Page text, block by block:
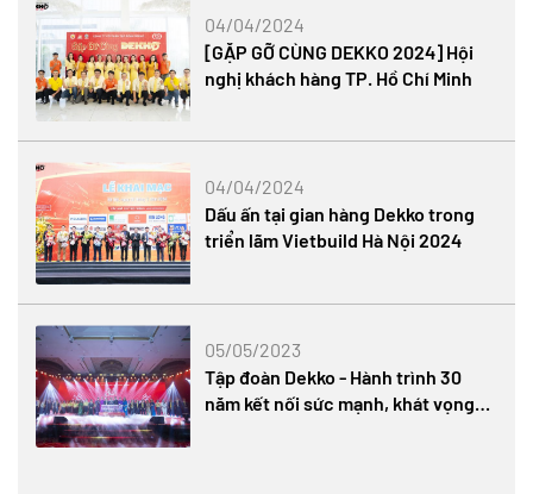
04/04/2024
[GẶP GỠ CÙNG DEKKO 2024] Hội
nghị khách hàng TP. Hồ Chí Minh
04/04/2024
Dấu ấn tại gian hàng Dekko trong
triển lãm Vietbuild Hà Nội 2024
05/05/2023
Tập đoàn Dekko - Hành trình 30
năm kết nối sức mạnh, khát vọng